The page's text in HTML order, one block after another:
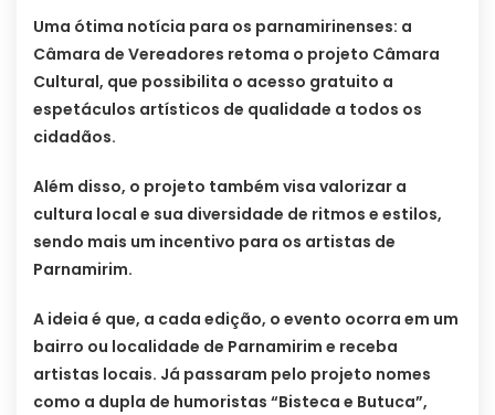
Uma ótima notícia para os parnamirinenses: a
Câmara de Vereadores retoma o projeto Câmara
Cultural, que possibilita o acesso gratuito a
espetáculos artísticos de qualidade a todos os
cidadãos.
Além disso, o projeto também visa valorizar a
cultura local e sua diversidade de ritmos e estilos,
sendo mais um incentivo para os artistas de
Parnamirim.
A ideia é que, a cada edição, o evento ocorra em um
bairro ou localidade de Parnamirim e receba
artistas locais. Já passaram pelo projeto nomes
como a dupla de humoristas “Bisteca e Butuca”,